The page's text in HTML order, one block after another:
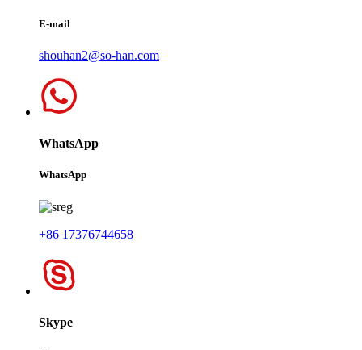
E-mail
shouhan2@so-han.com
WhatsApp
WhatsApp
+86 17376744658
Skype